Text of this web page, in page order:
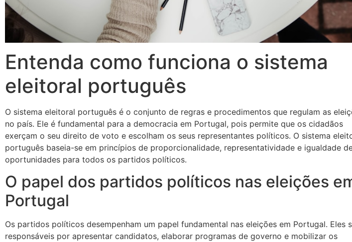
Entenda como funciona o sistema
eleitoral português
O sistema eleitoral português é o conjunto de regras e procedimentos que regulam as
no país. Ele é fundamental para a democracia em Portugal, pois permite que os cidadãos
exerçam o seu direito de voto e escolham os seus representantes políticos. O sistema
português baseia-se em princípios de proporcionalidade, representatividade e igualdade
oportunidades para todos os partidos políticos.
O papel dos partidos políticos nas eleições
Portugal
Os partidos políticos desempenham um papel fundamental nas eleições em Portugal. Eles
responsáveis ​​por apresentar candidatos, elaborar programas de governo e mobilizar os